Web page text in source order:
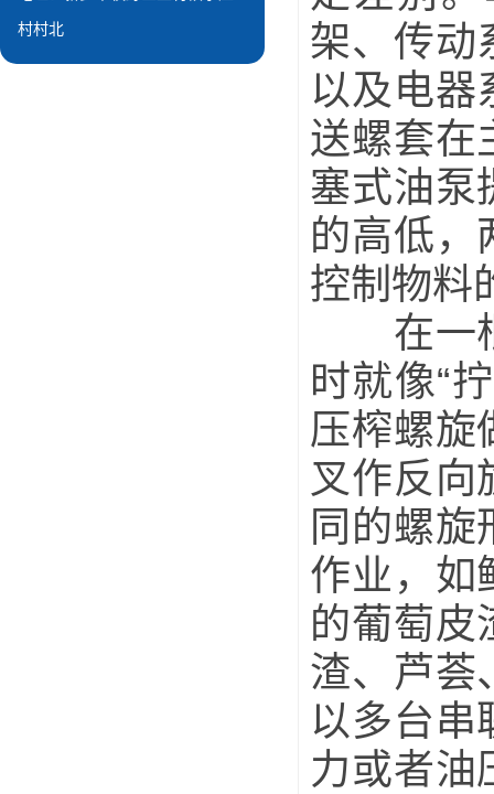
架、传动
以及电器
送螺套在
塞式油泵
的高低，
控制物料
在一根
时就像“
压榨螺旋
叉作反向
同的螺
作业，如
的葡萄皮
渣、芦荟
以多台串
力或者油
村村北